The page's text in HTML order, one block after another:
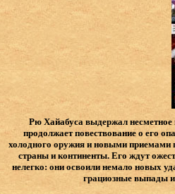
Рю Хайабуса выдержал несметное
продолжает повествование о его
холодного оружия и новыми приемами
страны и континенты. Его ждут
нелегко: они освоили немало новых
грациозные выпады и